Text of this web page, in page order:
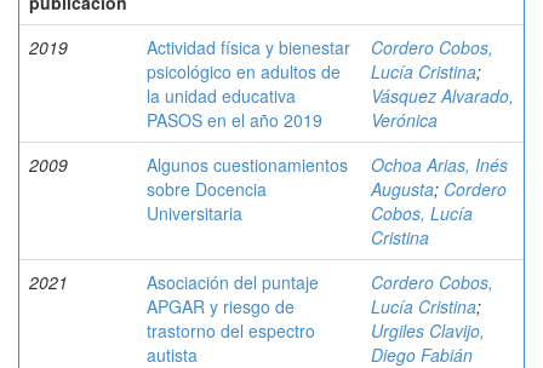
2019
Actividad física y bienestar
psicológico en adultos de
la unidad educativa
PASOS en el año 2019
Cordero Cobos,
Lucía Cristina;
Vásquez Alvarado,
Verónica
2009
Algunos cuestionamientos
sobre Docencia
Universitaria
Ochoa Arias, Inés
Augusta; Cordero
Cobos, Lucía
Cristina
2021
Asociación del puntaje
APGAR y riesgo de
trastorno del espectro
autista
Cordero Cobos,
Lucía Cristina;
Urgiles Clavijo,
Diego Fabián